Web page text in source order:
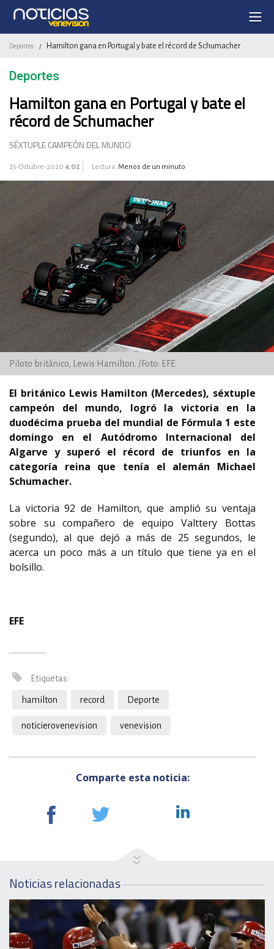
Deportes / Hamilton gana en Portugal y bate el récord de Schumacher
Deportes
Hamilton gana en Portugal y bate el
récord de Schumacher
SÉXTUPLE CAMPEÓN DEL MUNDO
25-Octubre-2020 4:02 Lectura: Menos de un minuto
Piloto británico, Lewis Hamilton. /Foto: EFE
El británico Lewis Hamilton (Mercedes), séxtuple
campeón del mundo, logró la victoria en la
duodécima prueba del mundial de Fórmula 1 este
domingo en el Autódromo Internacional del
Algarve y superó el récord de triunfos en la
categoría reina que tenía el alemán Michael
Schumacher.
La victoria 92 de Hamilton, que amplió su ventaja
sobre su compañero de equipo Valttery Bottas
(segundo), al que dejó a más de 25 segundos, le
acerca un poco más a un título que tiene ya en el
bolsillo.
EFE
Etiquetas:
hamilton record Deporte
noticierovenevision venevision
Comparte esta noticia:
Noticias relacionadas